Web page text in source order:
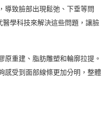
導致臉部出現鬆弛、下垂等問
學科技來解決這些問題，讓臉
原重建、脂肪雕塑和輪廓拉提。
感受到面部線條更加分明，整體